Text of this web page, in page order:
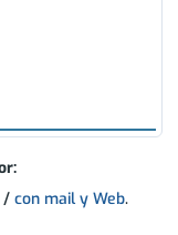
con mail y Web.